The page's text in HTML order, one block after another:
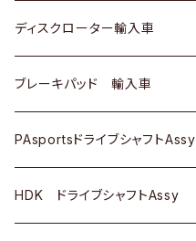
スバル
マツダ
三菱
スバル
ＢＥＮＺ
マツダ
三菱
スバル
ダイハツ
マツダ
三菱
スバル
日産
ダイハツ
マツダ
三菱
スズキ
日産
ダイハツ
マツダ
スズキ
日産
ダイハツ
マツダ
トヨタ
ホンダ
スズキ
日産
ディスクローター輸入車
ＡＵＤＩ
ＢＥＮＺ
ＢＭＷ
ブレーキパッド 輸入車
ＢＥＮＺ
ＢＭＷ
PAsportsドライブシャフトAssy
トヨタ
HDK ドライブシャフトAssy